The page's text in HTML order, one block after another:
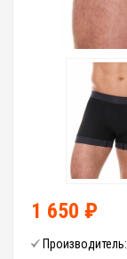
1 650 ₽
Производитель: